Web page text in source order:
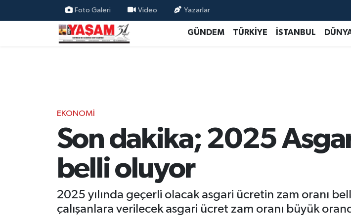
Foto Galeri Video Yazarlar
GÜNDEM TÜRKİYE İSTANBUL
EKONOMİ
Son dakika; 2025
belli oluyor
2025 yılında geçerli olacak asgari ücretin zam oranı
çalışanlara verilecek asgari ücret zam oranı büyük